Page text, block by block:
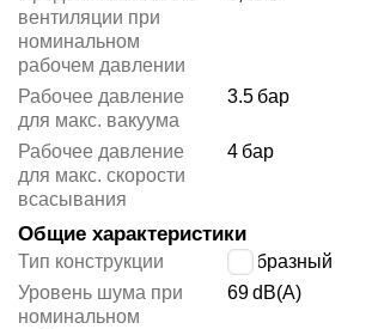
вентиляции при
номинальном
рабочем давлении
Рабочее давление
для макс. вакуума
3.5 бар
Рабочее давление
для макс. скорости
всасывания
4 бар
Общие характеристики
Тип конструкции
Т-образный
Уровень шума при
номинальном
69dB(A)